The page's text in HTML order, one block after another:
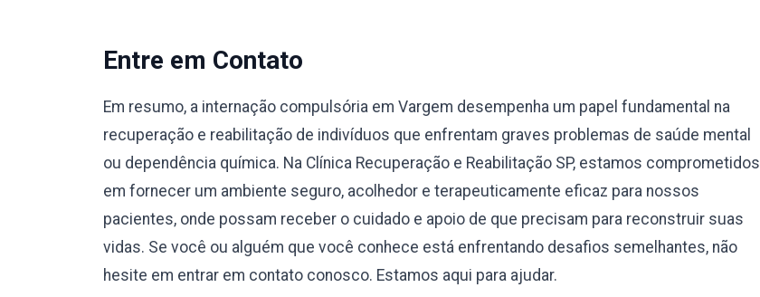
Entre em Contato
Em resumo, a internação compulsória em Vargem desempenha um papel fundamental na
recuperação e reabilitação de indivíduos que enfrentam graves problemas de saúde mental
ou dependência química. Na Clínica Recuperação e Reabilitação SP, estamos comprometidos
em fornecer um ambiente seguro, acolhedor e terapeuticamente eficaz para nossos
pacientes, onde possam receber o cuidado e apoio de que precisam para reconstruir suas
vidas. Se você ou alguém que você conhece está enfrentando desafios semelhantes, não
hesite em entrar em contato conosco. Estamos aqui para ajudar.